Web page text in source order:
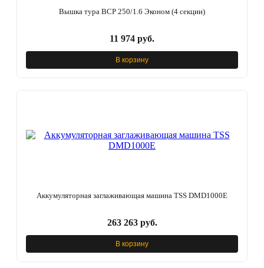
Вышка тура ВСР 250/1.6 Эконом (4 секции)
11 974 руб.
В корзину
Аккумуляторная заглаживающая машина TSS DMD1000E
263 263 руб.
В корзину